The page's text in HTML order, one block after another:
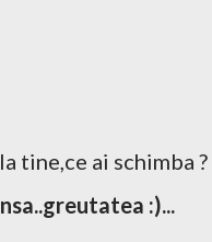
tine,ce ai schimba ?
:)...